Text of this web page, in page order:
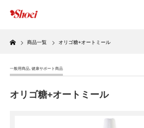
Home
商品一覧 オリゴ糖+オートミール
一般用商品, 健康サポート商品
オリゴ糖+オートミール